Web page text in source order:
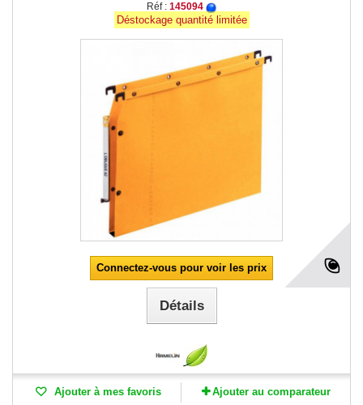
Réf : 145094
Déstockage quantité limitée
Connectez-vous pour voir les prix
Détails
Ajouter à mes favoris Ajouter au comparateur